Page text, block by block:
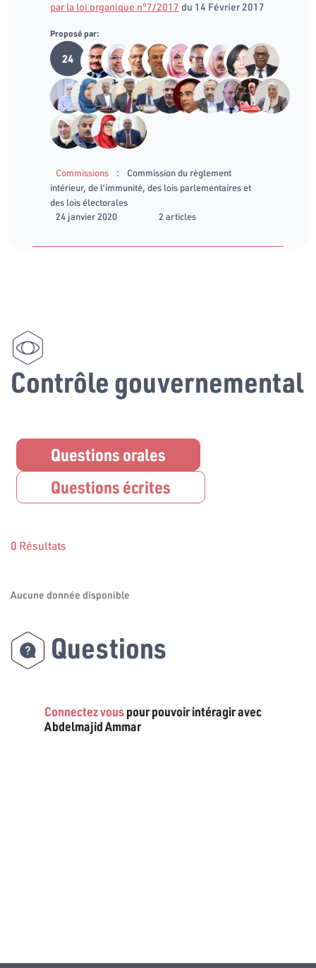
par la loi organique n°7/2017 du 14 Février 2017
Proposé par:
24
Commissions :
Commission du règlement
intérieur, de l’immunité, des lois parlementaires et
des lois électorales
24 janvier 2020
2 articles
Contrôle gouvernemental
Questions orales
Questions écrites
0 Résultats
Aucune donnée disponible
Questions
Connectez vouspour pouvoir intéragir avec
Abdelmajid Ammar